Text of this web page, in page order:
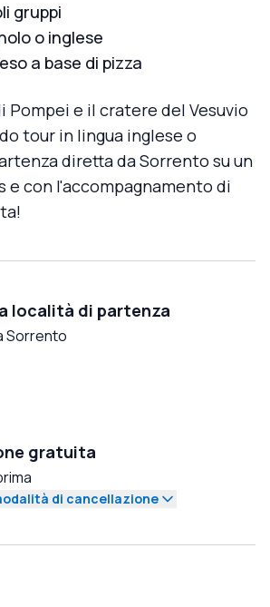
gruppi
o inglese
a base di pizza
Pompei e il cratere del Vesuvio
tour in lingua inglese o
diretta da Sorrento su un
e con l'accompagnamento di
località di partenza
Sorrento
gratuita
di cancellazione